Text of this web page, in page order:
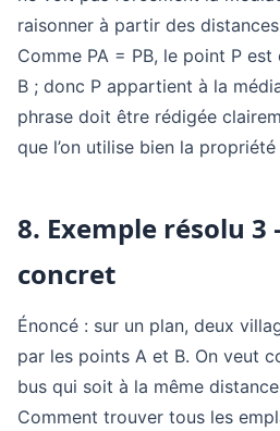
raisonner à partir des
Comme PA = PB, le point P
B ; donc P appartient à la
phrase doit être rédigée
que l’on utilise bien la propriété
8. Exemple résolu
concret
Énoncé : sur un plan, deux
par les points A et B. On veut
bus qui soit à la même
Comment trouver tous les